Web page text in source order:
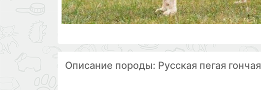
Описание породы: Русская пегая гончая